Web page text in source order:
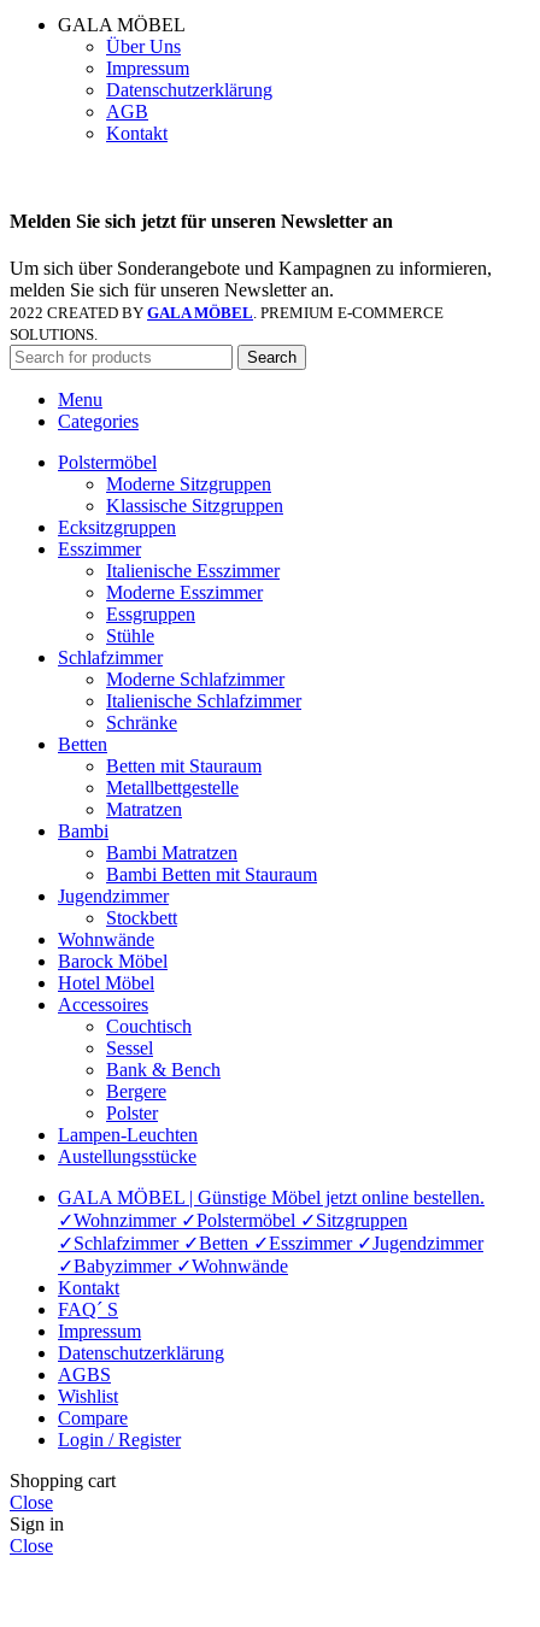
GALA MÖBEL
Über Uns
Impressum
Datenschutzerklärung
AGB
Kontakt
Melden Sie sich jetzt für unseren Newsletter an
Um sich über Sonderangebote und Kampagnen zu informieren,
melden Sie sich für unseren Newsletter an.
2022 CREATED BY GALA MÖBEL. PREMIUM E-COMMERCE
SOLUTIONS.
Search
Menu
Categories
Polstermöbel
Moderne Sitzgruppen
Klassische Sitzgruppen
Ecksitzgruppen
Esszimmer
Italienische Esszimmer
Moderne Esszimmer
Essgruppen
Stühle
Schlafzimmer
Moderne Schlafzimmer
Italienische Schlafzimmer
Schränke
Betten
Betten mit Stauraum
Metallbettgestelle
Matratzen
Bambi
Bambi Matratzen
Bambi Betten mit Stauraum
Jugendzimmer
Stockbett
Wohnwände
Barock Möbel
Hotel Möbel
Accessoires
Couchtisch
Sessel
Bank & Bench
Bergere
Polster
Lampen-Leuchten
Austellungsstücke
GALA MÖBEL | Günstige Möbel jetzt online bestellen.
✓Wohnzimmer ✓Polstermöbel ✓Sitzgruppen
✓Schlafzimmer ✓Betten ✓Esszimmer ✓Jugendzimmer
✓Babyzimmer ✓Wohnwände
Kontakt
FAQ´ S
Impressum
Datenschutzerklärung
AGBS
Wishlist
Compare
Login / Register
Shopping cart
Close
Sign in
Close